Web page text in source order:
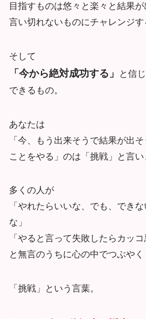
目指すものは悠々と楽々と結果が
言い切れないものにチャレンジす
そして
「今から絶対成功する」
と信
できるもの。
あなたは
「今、もう出来そうで結果が出
ことをやる」のは「挑戦」と言い
多くの人が
「やれたらいいな、でも、でき
な」
「やると言って失敗したらカッコ
と無言のうちに心の中でつぶやく
「挑戦」という言葉。